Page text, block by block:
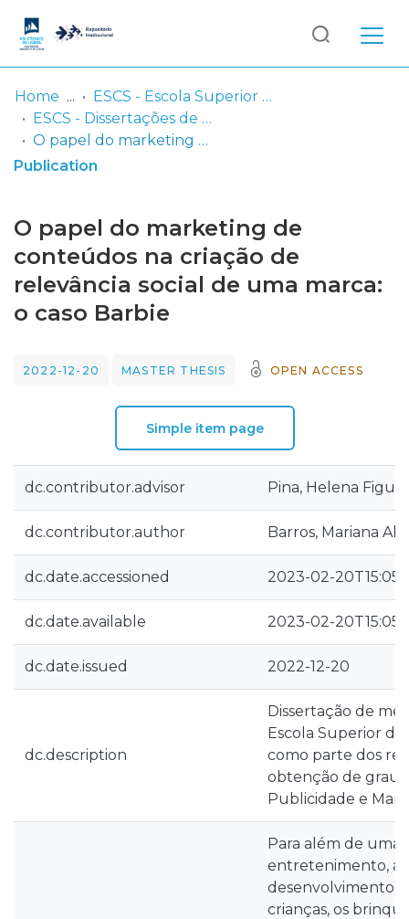
Communities
& Collections
Entities
Statistics
Log
In
Home
ESCS - Escola Superior de Comunicação Social
ESCS - Dissertações de Mestrado
O papel do marketing de conteúdos na criação de relevância social de uma marca: o caso Barbie
Publication
O papel do marketing de
conteúdos na criação de
relevância social de uma marca:
o caso Barbie
2022-12-20 MASTER THESIS OPEN ACCESS
Simple item page
dc.contributor.advisor Pina, Helena
dc.contributor.author Barros, Mariana
dc.date.accessioned 2023-02-
dc.date.available 2023-02-
dc.date.issued 2022-12-20
dc.description
Dissertação de
Escola Superior
como parte dos
obtenção de grau
Publicidade e
Para além de uma
entretenimento,
desenvolvimento
crianças, os